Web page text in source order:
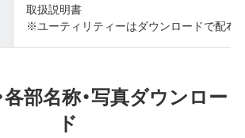
取扱説明書
※ユーティリティーはダウンロードで配布
各部名称・写真ダウンロー
ド